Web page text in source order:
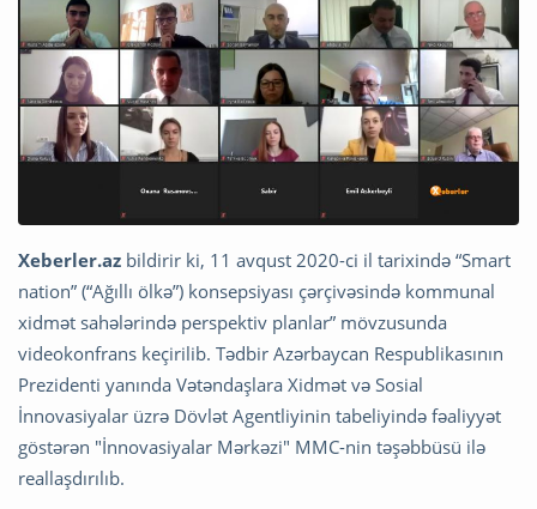
Xeberler.az bildirir ki, 11 avqust 2020-ci il tarixində “Smart
nation” (“Ağıllı ölkə”) konsepsiyası çərçivəsində kommunal
xidmət sahələrində perspektiv planlar” mövzusunda
videokonfrans keçirilib. Tədbir Azərbaycan Respublikasının
Prezidenti yanında Vətəndaşlara Xidmət və Sosial
İnnovasiyalar üzrə Dövlət Agentliyinin tabeliyində fəaliyyət
göstərən "İnnovasiyalar Mərkəzi" MMC-nin təşəbbüsü ilə
reallaşdırılıb.